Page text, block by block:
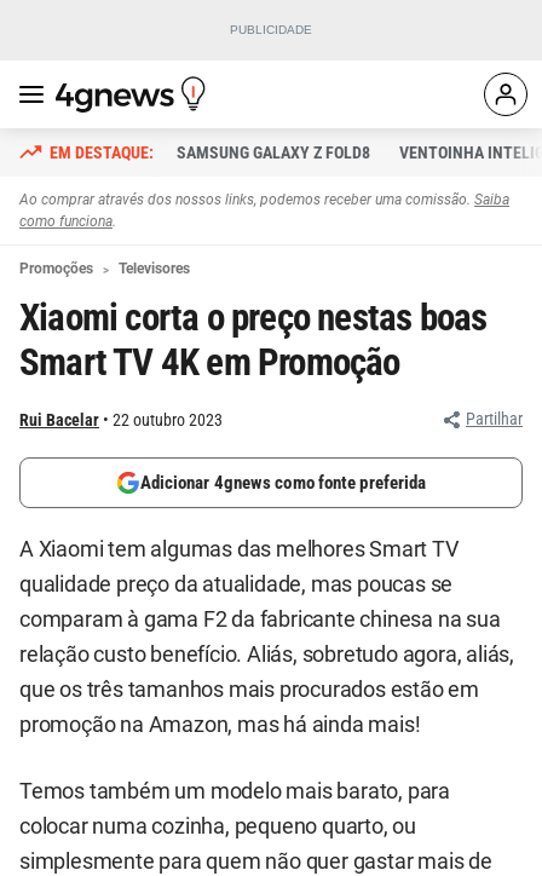
SAMSUNG GALAXY Z FOLD8 VENTOINHA
Ao comprar através dos nossos links, podemos receber uma comissão. Saiba
como funciona.
Promoções Televisores
Xiaomi corta o preço nestas boas
Smart TV 4K em Promoção
Rui Bacelar 22 outubro 2023 Partilhar
Adicionar 4gnews como fonte preferida
A Xiaomi tem algumas das melhores Smart TV
qualidade preço da atualidade, mas poucas se
comparam à gama F2 da fabricante chinesa na sua
relação custo benefício. Aliás, sobretudo agora, aliás,
que os três tamanhos mais procurados estão em
promoção na Amazon, mas há ainda mais!
Temos também um modelo mais barato, para
colocar numa cozinha, pequeno quarto, ou
simplesmente para quem não quer gastar mais de